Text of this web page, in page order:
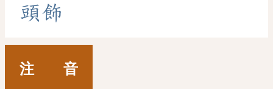
頭飾
注 音